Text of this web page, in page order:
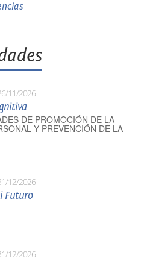
11/2026
DE PROMOCIÓN DE LA
Y PREVENCIÓN DE LA
12/2026
Futuro
12/2026